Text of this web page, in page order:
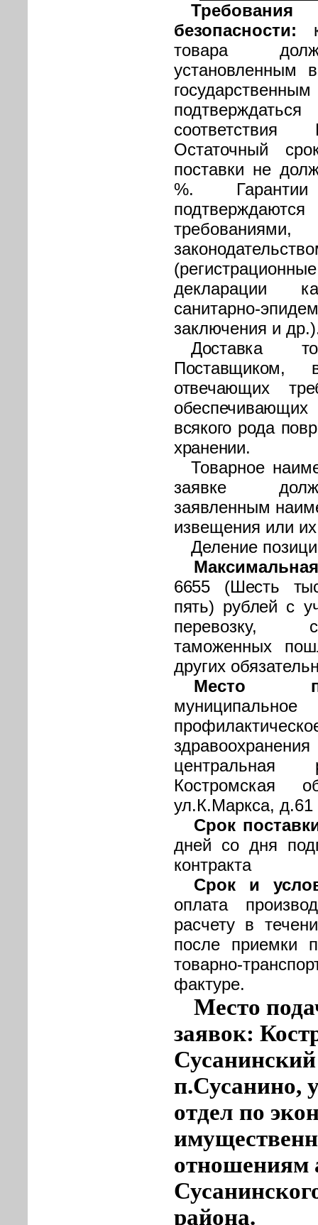
безопасности:
товара
установленным
соответствия
Остаточный
поставки не
%.
декларации
санитарно-
заключения и
Доставка
отвечающих
всякого рода
хранении.
Товарное
заявке
заявленным
извещения или
Деление
6655 (Шесть
пять) рублей с
перевозку,
таможенных
других
Место
центральная
Костромская
ул.К.Маркса, д.61
Срок
дней со дня
контракта
Срок и
оплата
расчету в
после приемки
товарно-
фактуре.
Место
заявок:
п.Сусанино,
отдел по
отношениям
района.